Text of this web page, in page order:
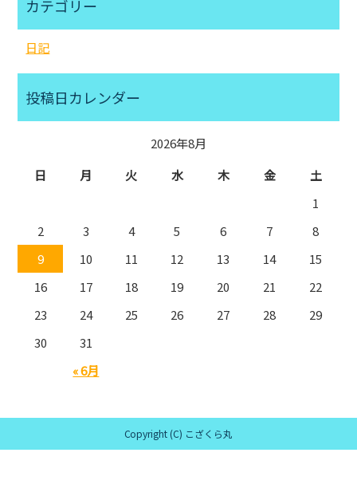
カテゴリー
日記
投稿日カレンダー
2026年8月
日
月 火 水 木 金 土
« 6月
1
2
3 4 5 6 7
8
9
10 11 12 13 14
15
16
17 18 19 20 21
22
23
24 25 26 27 28
29
30
31
Copyright (C) こざくら丸